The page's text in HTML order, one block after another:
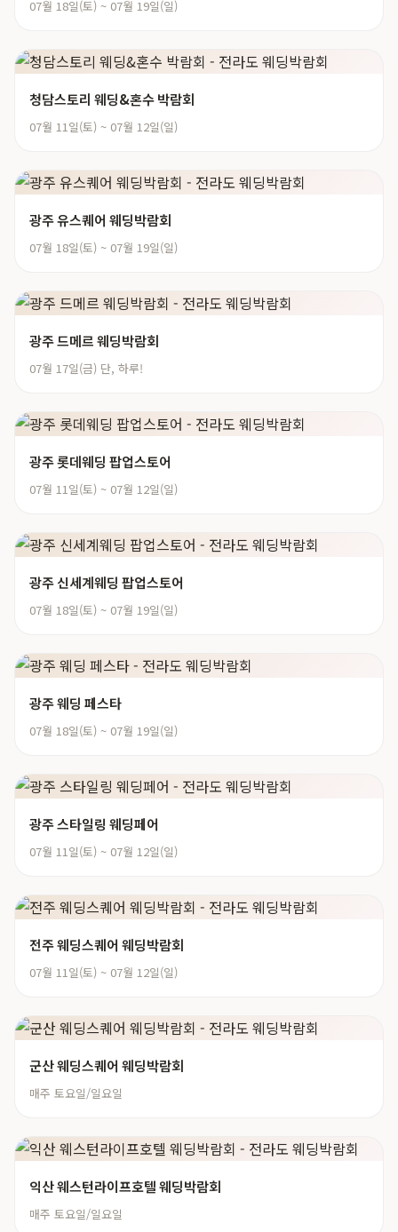
07월 18일(토) ~ 07월 19일(일)
청담스토리 웨딩&혼수 박람회
07월 11일(토) ~ 07월 12일(일)
광주 유스퀘어 웨딩박람회
07월 18일(토) ~ 07월 19일(일)
광주 드메르 웨딩박람회
07월 17일(금) 단, 하루!
광주 롯데웨딩 팝업스토어
07월 11일(토) ~ 07월 12일(일)
광주 신세계웨딩 팝업스토어
07월 18일(토) ~ 07월 19일(일)
광주 웨딩 페스타
07월 18일(토) ~ 07월 19일(일)
광주 스타일링 웨딩페어
07월 11일(토) ~ 07월 12일(일)
전주 웨딩스퀘어 웨딩박람회
07월 11일(토) ~ 07월 12일(일)
군산 웨딩스퀘어 웨딩박람회
매주 토요일/일요일
익산 웨스턴라이프호텔 웨딩박람회
매주 토요일/일요일